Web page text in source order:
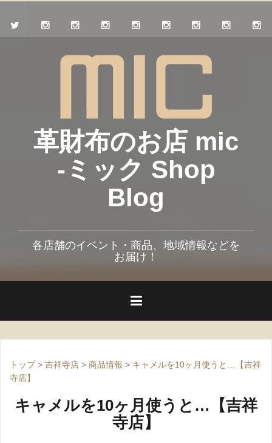
革財布のお店 mic
-ミック Shop
Blog
各店舗のイベント・商品、地域情報などを
お届け！
トップ> 吉祥寺店 > 商品情報 > キャメルを10ヶ月使うと…【吉祥
寺店】
キャメルを10ヶ月使うと…【吉祥
寺店】